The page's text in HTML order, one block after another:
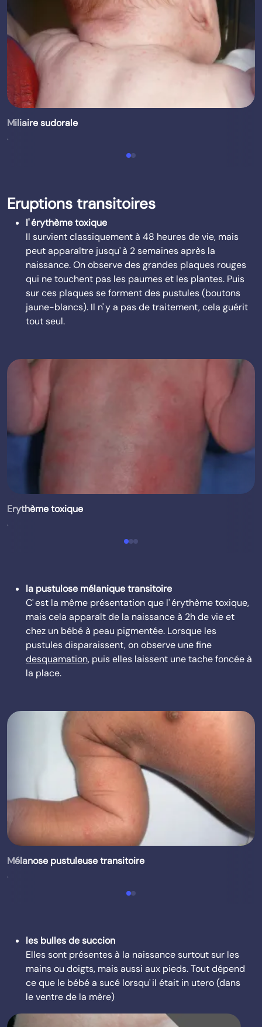
Miliaire sudorale
.
Eruptions transitoires
l' érythème toxique
Il survient classiquement à 48 heures de vie, mais
peut apparaître jusqu' à 2 semaines après la
naissance. On observe des grandes plaques rouges
qui ne touchent pas les paumes et les plantes. Puis
sur ces plaques se forment des pustules (boutons
jaune-blancs). Il n' y a pas de traitement, cela guérit
tout seul.
Erythème toxique
.
la pustulose mélanique transitoire
C' est la même présentation que l' érythème toxique,
mais cela apparaît de la naissance à 2h de vie et
chez un bébé à peau pigmentée. Lorsque les
pustules disparaissent, on observe une fine
desquamation, puis elles laissent une tache foncée à
la place.
Mélanose pustuleuse transitoire
.
les bulles de succion
Elles sont présentes à la naissance surtout sur les
mains ou doigts, mais aussi aux pieds. Tout dépend
ce que le bébé a sucé lorsqu' il était in utero (dans
le ventre de la mère)